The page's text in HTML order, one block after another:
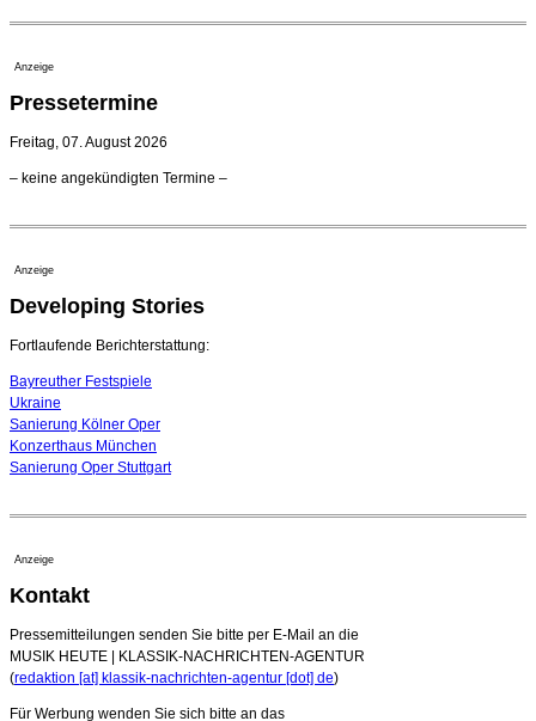
Kammerorchester Heilbronn: Chefdirigent Risto Joost
Opernhäuser gedenken vertriebener jüdischer
Ensemblemitglieder
Festspiele
Quatuor Ebène wird mit Bremer Musikfest-Preis
ausgezeichnet
04. August 2026 - 13:30 Uhr
Anzeige
Pressetermine
Freitag, 07. August 2026
– keine angekündigten Termine –
Anzeige
Developing Stories
Fortlaufende Berichterstattung:
Bayreuther Festspiele
Ukraine
Sanierung Kölner Oper
Konzerthaus München
Sanierung Oper Stuttgart
Anzeige
Kontakt
Pressemitteilungen senden Sie bitte per E-Mail an die
MUSIK HEUTE | KLASSIK-NACHRICHTEN-AGENTUR
(redaktion [at] klassik-nachrichten-agentur [dot] de)
Für Werbung wenden Sie sich bitte an das